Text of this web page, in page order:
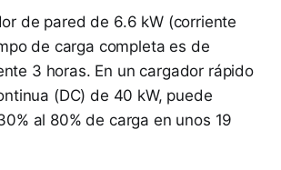
de pared de 6.6 kW (corriente
de carga completa es de
3 horas. En un cargador rápido
(DC) de 40 kW, puede
al 80% de carga en unos 19